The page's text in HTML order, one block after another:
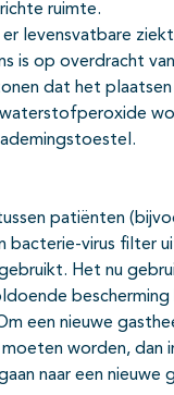
ruimte.
levensvatbare
is op overdracht
dat het plaatsen
patiënten
bacterie-virus filter
Het nu
een nieuwe
worden, dan
naar een